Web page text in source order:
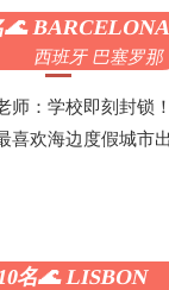
🌊 BARCELONA
西班牙 巴塞罗那
名🌊 LISBON